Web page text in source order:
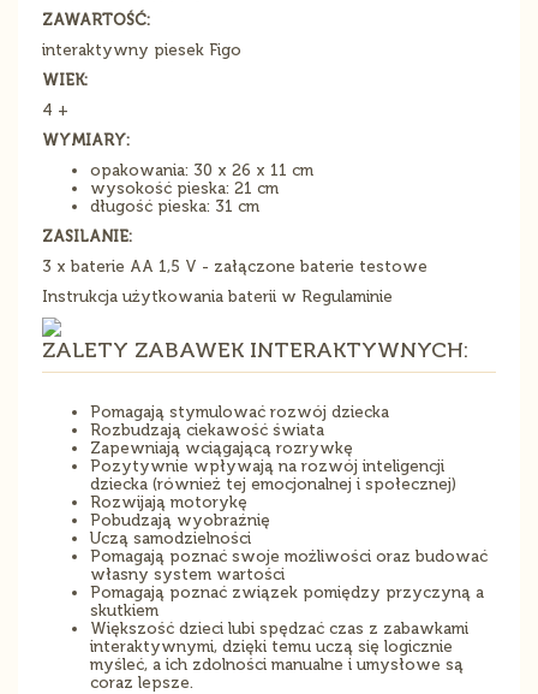
ZAWARTOŚĆ:
interaktywny piesek Figo
WIEK:
4 +
WYMIARY:
opakowania: 30 x 26 x 11 cm
wysokość pieska: 21 cm
długość pieska: 31 cm
ZASILANIE:
3 x baterie AA 1,5 V - załączone baterie testowe
Instrukcja użytkowania baterii w Regulaminie
ZALETY ZABAWEK INTERAKTYWNYCH:
Pomagają stymulować rozwój dziecka
Rozbudzają ciekawość świata
Zapewniają wciągającą rozrywkę
Pozytywnie wpływają na rozwój inteligencji
dziecka (również tej emocjonalnej i społecznej)
Rozwijają motorykę
Pobudzają wyobraźnię
Uczą samodzielności
Pomagają poznać swoje możliwości oraz budować
własny system wartości
Pomagają poznać związek pomiędzy przyczyną a
skutkiem
Większość dzieci lubi spędzać czas z zabawkami
interaktywnymi, dzięki temu uczą się logicznie
myśleć, a ich zdolności manualne i umysłowe są
coraz lepsze.